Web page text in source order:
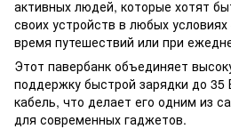
активных людей, которые хотят
своих устройств в любых
время путешествий или при
Этот павербанк объединяет
поддержку быстрой зарядки до 35
кабель, что делает его одним из
для современных гаджетов.